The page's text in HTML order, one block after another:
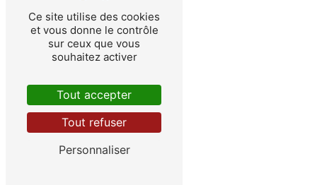
Aureilhan
Ce site utilise des cookies
et vous donne le contrôle
sur ceux que vous
souhaitez activer
Tout accepter
Tout refuser
Personnaliser